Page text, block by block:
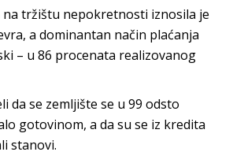
na tržištu nepokretnosti iznosila je
a dominantan način plaćanja
– u 86 procenata realizovanog
da se zemljište se u 99 odsto
gotovinom, a da su se iz kredita
stanovi.